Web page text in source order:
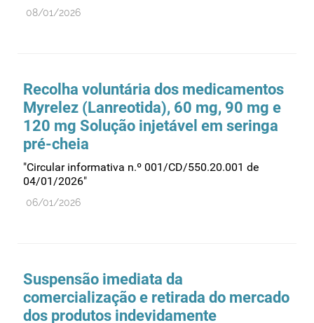
08/01/2026
Recolha voluntária dos medicamentos
Myrelez (Lanreotida), 60 mg, 90 mg e
120 mg Solução injetável em seringa
pré-cheia
"Circular informativa n.º 001/CD/550.20.001 de
04/01/2026"
06/01/2026
Suspensão imediata da
comercialização e retirada do mercado
dos produtos indevidamente